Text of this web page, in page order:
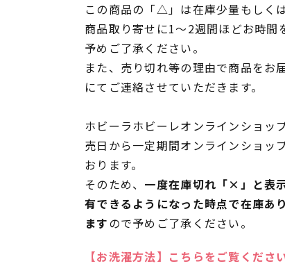
この商品の「△」は在庫少量もしく
商品取り寄せに1～2週間ほどお時間
予めご了承ください。
また、売り切れ等の理由で商品をお
にてご連絡させていただきます。
ホビーラホビーレオンラインショッ
売日から一定期間オンラインショッ
おります。
そのため、 一度在庫切れ「×」と表
有できるようになった時点で在庫あ
ますので予めご了承ください。
【お洗濯方法】こちらをご覧ください